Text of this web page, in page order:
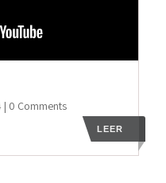
| 0 Comments
LEER